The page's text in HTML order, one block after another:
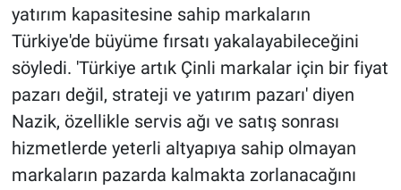
yatırım kapasitesine sahip markaların
Türkiye'de büyüme fırsatı yakalayabileceğini
söyledi. 'Türkiye artık Çinli markalar için bir fiyat
pazarı değil, strateji ve yatırım pazarı' diyen
Nazik, özellikle servis ağı ve satış sonrası
hizmetlerde yeterli altyapıya sahip olmayan
markaların pazarda kalmakta zorlanacağını